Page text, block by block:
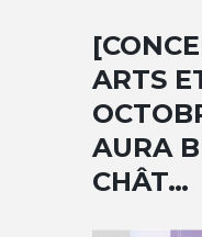
ARTS
AURA
CHÂT…